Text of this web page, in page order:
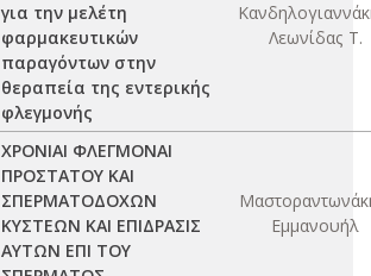
για την μελέτη
φαρμακευτικών
παραγόντων στην
θεραπεία της εντερικής
φλεγμονής
Λεωνίδας Τ.
ΧΡΟΝΙΑΙ ΦΛΕΓΜΟΝΑΙ
ΠΡΟΣΤΑΤΟΥ ΚΑΙ
ΣΠΕΡΜΑΤΟΔΟΧΩΝ
ΚΥΣΤΕΩΝ ΚΑΙ ΕΠΙΔΡΑΣΙΣ
ΑΥΤΩΝ ΕΠΙ ΤΟΥ
Εμμανουήλ